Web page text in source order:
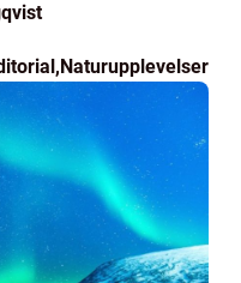
,Naturupplevelser